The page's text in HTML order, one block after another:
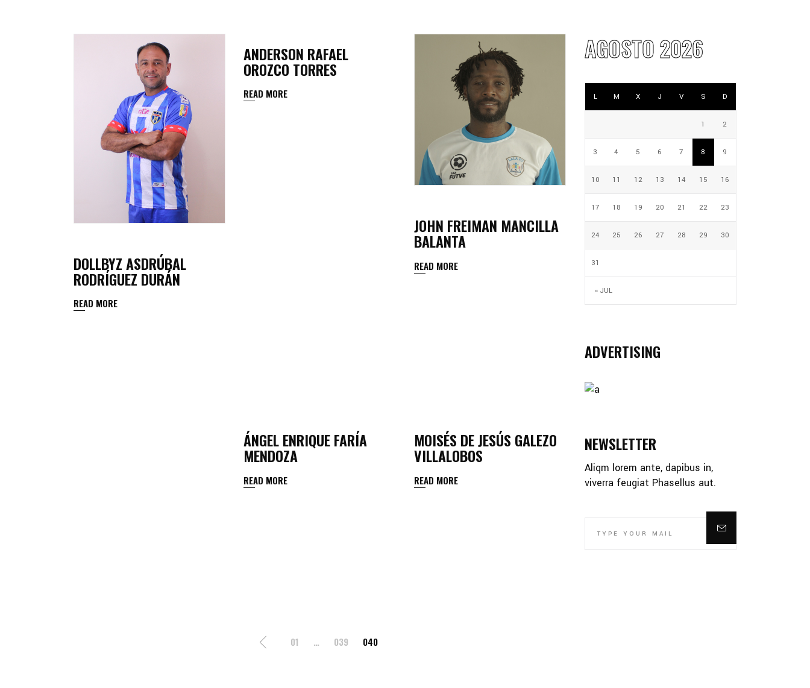
Clasificación Liga FUTVE 2 2023 – 1a Etapa Centro-Oriental
DOLLBYZ ASDRÚBAL
RODRÍGUEZ DURÁN
READ MORE
ANDERSON RAFAEL
OROZCO TORRES
READ MORE
JOHN FREIMAN MANCILLA
BALANTA
READ MORE
ÁNGEL ENRIQUE FARÍA
MENDOZA
READ MORE
MOISÉS DE JESÚS GALEZO
VILLALOBOS
READ MORE
01 … 039 040
AGOSTO 2026
L M X J V S D
« JUL
1 2
3 4 5 6 7 8 9
10 11 12 13 14 15 16
17 18 19 20 21 22 23
24 25 26 27 28 29 30
31
ADVERTISING
NEWSLETTER
Aliqm lorem ante, dapibus in,
viverra feugiat Phasellus aut.